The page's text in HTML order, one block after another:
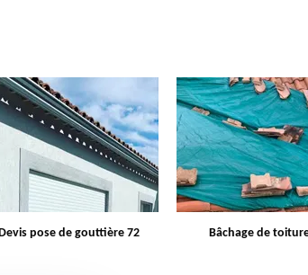
Bâchage de toiture 72 Devis fuite de